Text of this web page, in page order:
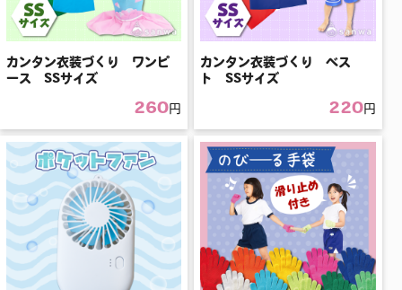
カンタン衣装づくり ワンピ
ース SSサイズ
260円
カンタン衣装づくり ベス
ト SSサイズ
220円